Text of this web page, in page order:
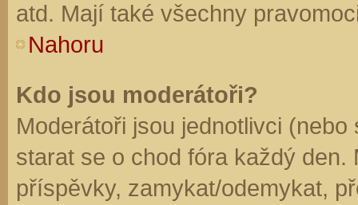
atd. Mají také všechny
Nahoru
Kdo jsou moderátoři?
Moderátoři jsou jednotlivci
starat se o chod fóra každý
příspěvky, zamykat/odemykat,